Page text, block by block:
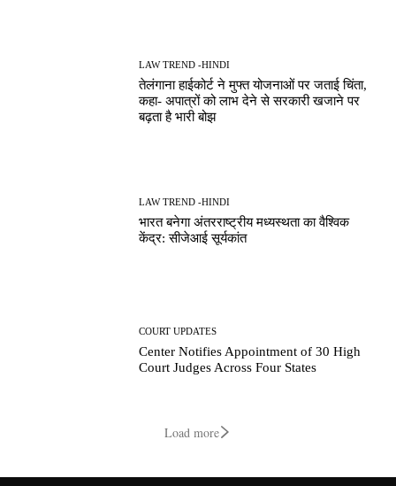
LAW TREND -HINDI
तेलंगाना हाईकोर्ट ने मुफ्त योजनाओं पर जताई चिंता,
कहा- अपात्रों को लाभ देने से सरकारी खजाने पर
बढ़ता है भारी बोझ
LAW TREND -HINDI
भारत बनेगा अंतरराष्ट्रीय मध्यस्थता का वैश्विक
केंद्र: सीजेआई सूर्यकांत
COURT UPDATES
Center Notifies Appointment of 30 High
Court Judges Across Four States
Load more